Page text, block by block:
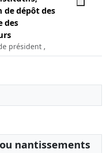
dépôt des
des
président ,
nantissements